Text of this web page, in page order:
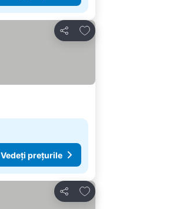
Distribuiți
Adăugaţi la favorite
Vedeți prețurile
Distribuiți
Adăugaţi la favorite